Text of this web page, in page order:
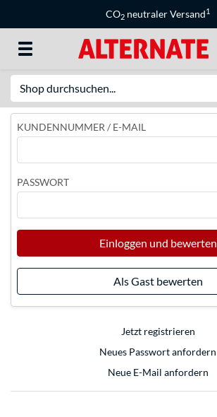
CO2 neutraler Versand1
KUNDENNUMMER / E-MAIL
PASSWORT
Einloggen und bewerten
Als Gast bewerten
Jetzt registrieren
Neues Passwort anfordern
Neue E-Mail anfordern